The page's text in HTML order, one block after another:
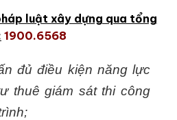
luật xây dựng qua tổng
1900.6568
đủ điều kiện năng lực
thuê giám sát thi công